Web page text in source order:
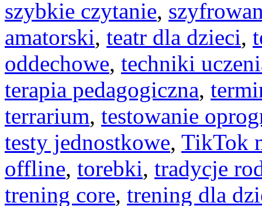
szybkie czytanie,
amatorski, teatr dla dzieci,
oddechowe, techniki
terapia pedagogiczna,
terrarium, testowanie
testy jednostkowe, TikTok
offline, torebki, tradycje
trening core, trening dla